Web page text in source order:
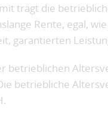
trägt die
Rente, egal,
garantierten
betrieblichen
betriebliche